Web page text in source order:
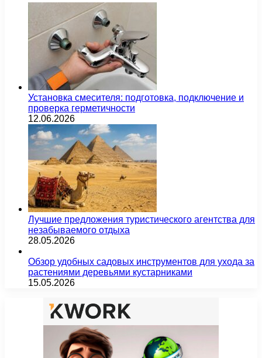
Установка смесителя: подготовка, подключение и
проверка герметичности
12.06.2026
Лучшие предложения туристического агентства для
незабываемого отдыха
28.05.2026
Обзор удобных садовых инструментов для ухода за
растениями деревьями кустарниками
15.05.2026